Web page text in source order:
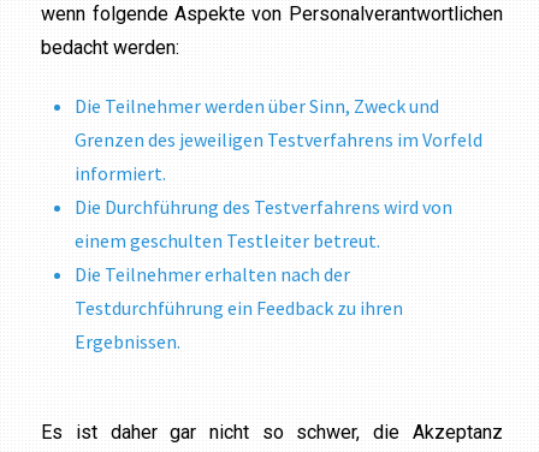
wenn folgende Aspekte von Personalverantwortlichen
bedacht werden:
Die Teilnehmer werden über Sinn, Zweck und
Grenzen des jeweiligen Testverfahrens im Vorfeld
informiert.
Die Durchführung des Testverfahrens wird von
einem geschulten Testleiter betreut.
Die Teilnehmer erhalten nach der
Testdurchführung ein Feedback zu ihren
Ergebnissen.
Es ist daher gar nicht so schwer, die Akzeptanz